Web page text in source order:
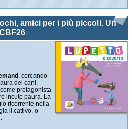
amici per i più piccoli. Un
, cercando
dei cani,
protagonista
incute paura. La
ricorrente nella
il cattivo, o